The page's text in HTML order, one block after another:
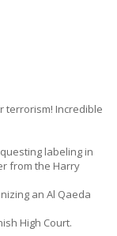
terrorism! Incredible
labeling in
from the Harry
an Al Qaeda
High Court.